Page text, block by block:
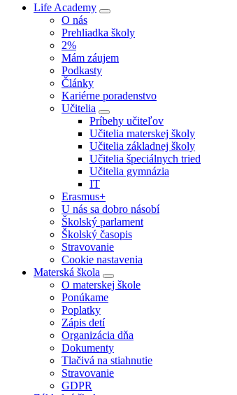
Life Academy
O nás
Prehliadka školy
2%
Mám záujem
Podkasty
Články
Kariérne poradenstvo
Učitelia
Príbehy učiteľov
Učitelia materskej školy
Učitelia základnej školy
Učitelia špeciálnych tried
Učitelia gymnázia
IT
Erasmus+
U nás sa dobro násobí
Školský parlament
Školský časopis
Stravovanie
Cookie nastavenia
Materská škola
O materskej škole
Ponúkame
Poplatky
Zápis detí
Organizácia dňa
Dokumenty
Tlačivá na stiahnutie
Stravovanie
GDPR